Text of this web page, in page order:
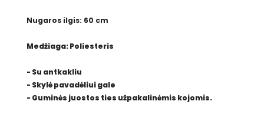
Nugaros ilgis: 60 cm
Medžiaga: Poliesteris
- Su antkakliu
- Skylė pavadėliui gale
- Guminės juostos ties užpakalinėmis kojomis.